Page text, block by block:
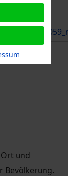
Ort und
Bevölkerung.